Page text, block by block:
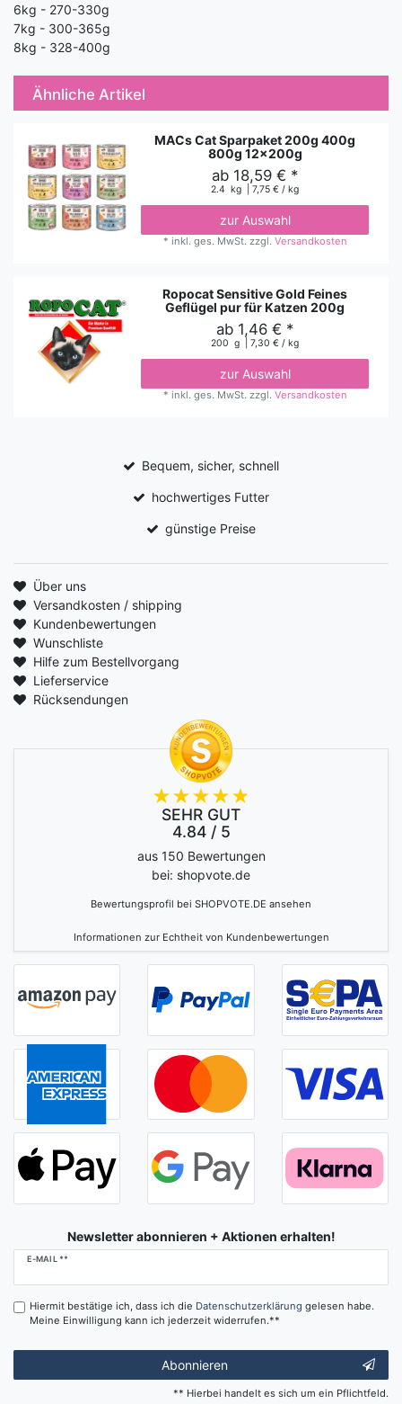
6kg - 270-330g
7kg - 300-365g
8kg - 328-400g
Ähnliche Artikel
MACs Cat Sparpaket 200g 400g
800g 12x200g
ab 18,59 € *
2.4 kg | 7,75 € / kg
zur Auswahl
* inkl. ges. MwSt. zzgl. Versandkosten
Ropocat Sensitive Gold Feines
Geflügel pur für Katzen 200g
ab 1,46 € *
200 g | 7,30 € / kg
zur Auswahl
* inkl. ges. MwSt. zzgl. Versandkosten
Bequem, sicher, schnell
hochwertiges Futter
günstige Preise
Über uns
Versandkosten / shipping
Kundenbewertungen
Wunschliste
Hilfe zum Bestellvorgang
Lieferservice
Rücksendungen
SEHR GUT
4.84 / 5
aus 150 Bewertungen
bei: shopvote.de
Bewertungsprofil bei SHOPVOTE.DE ansehen
Informationen zur Echtheit von Kundenbewertungen
Newsletter abonnieren + Aktionen erhalten!
E-MAIL **
Newsletter
Hiermit bestätige ich, dass ich die Daten­schutz­erklärung gelesen habe.
Meine Einwilligung kann ich jederzeit widerrufen.**
Abonnieren
** Hierbei handelt es sich um ein Pflichtfeld.